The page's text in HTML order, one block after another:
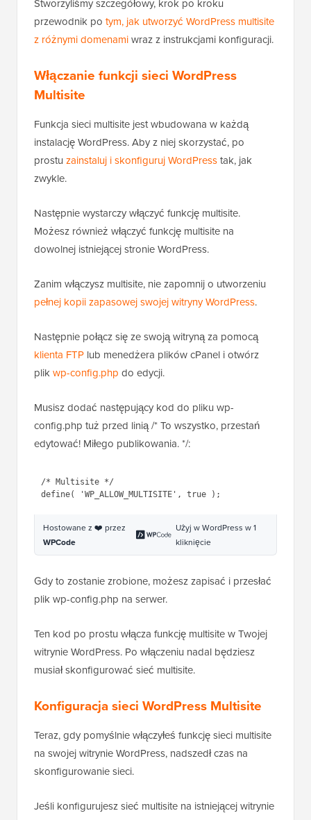
Stworzyliśmy szczegółowy, krok po kroku
przewodnik po tym, jak utworzyć WordPress multisite
z różnymi domenamiwraz z instrukcjami konfiguracji.
Włączanie funkcji sieci WordPress
Multisite
Funkcja sieci multisite jest wbudowana w każdą
instalację WordPress. Aby z niej skorzystać, po
prostu zainstaluj i skonfiguruj WordPresstak, jak
zwykle.
Następnie wystarczy włączyć funkcję multisite.
Możesz również włączyć funkcję multisite na
dowolnej istniejącej stronie WordPress.
Zanim włączysz multisite, nie zapomnij o utworzeniu
pełnej kopii zapasowej swojej witryny WordPress.
Następnie połącz się ze swoją witryną za pomocą
klienta FTP lub menedżera plików cPanel i otwórz
plikwp-config.php do edycji.
Musisz dodać następujący kod do pliku wp-
config.php tuż przed linią /* To wszystko, przestań
edytować! Miłego publikowania. */:
/* Multisite */
Hostowane z ❤️ przez
WPCode
Użyj w WordPress w 1
kliknięcie
Gdy to zostanie zrobione, możesz zapisać i przesłać
plik wp-config.php na serwer.
Ten kod po prostu włącza funkcję multisite w Twojej
witrynie WordPress. Po włączeniu nadal będziesz
musiał skonfigurować sieć multisite.
Konfiguracja sieci WordPress Multisite
Teraz, gdy pomyślnie włączyłeś funkcję sieci multisite
na swojej witrynie WordPress, nadszedł czas na
skonfigurowanie sieci.
Jeśli konfigurujesz sieć multisite na istniejącej witrynie